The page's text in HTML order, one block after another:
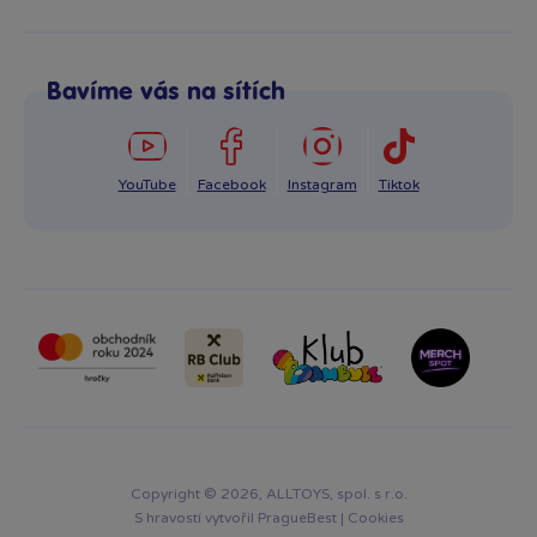
info@bambule.cz
Napsat zprávu
Bavíme vás na sítích
YouTube Facebook Instagram Tiktok
Copyright © 2026, ALLTOYS, spol. s r.o.
S hravostí vytvořil PragueBest| Cookies